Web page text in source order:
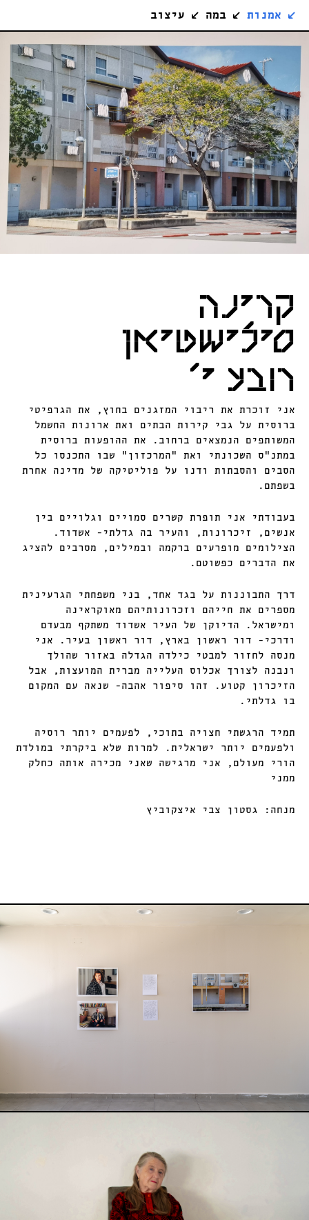
↙ אמנות ↙ במה ↙ עיצוב
קרינה
סילישטיאן
רובע י'
אני זוכרת את ריבוי המזגנים בחוץ, את הגרפיטי
ברוסית על גבי קירות הבתים ואת ארונות החשמל
המשותפים הנמצאים ברחוב. את ההופעות ברוסית
במתנ"ס השכונתי ואת "המרכזון" שבו התכנסו כל
הסבים והסבתות ודנו על פוליטיקה של מדינה אחרת
בשפתם.
בעבודתי אני תופרת קשרים סמויים וגלויים בין
אנשים, זיכרונות, והעיר בה גדלתי- אשדוד.
הצילומים מופרעים ברקמה ובמילים, מסרבים להציג
את הדברים כפשוטם.
דרך התבוננות על בגד אחד, בני משפחתי הגרעינית
מספרים את חייהם וזכרונותיהם מאוקראינה
ומישראל. הדיוקן של העיר אשדוד משתקף מבעדם
ודרכי- דור ראשון בארץ, דור ראשון בעיר. אני
מנסה לחזור למבטי כילדה הגדלה באזור שהולך
ונבנה לצורך אכלוס העלייה מברית המועצות, אבל
הזיכרון קטוע. זהו סיפור אהבה- שנאה עם המקום
בו גדלתי.
תמיד הרגשתי חצויה בתוכי, לפעמים יותר רוסיה
ולפעמים יותר ישראלית. למרות שלא ביקרתי במולדת
הורי מעולם, אני מרגישה שאני מכירה אותה כחלק
ממני
מנחה: גסטון צבי איצקוביץ